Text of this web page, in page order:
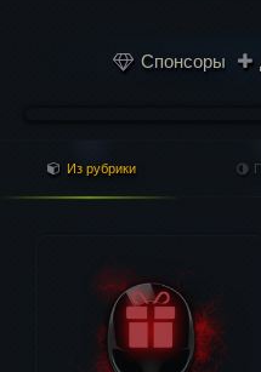
Спонсоры
Из рубрики